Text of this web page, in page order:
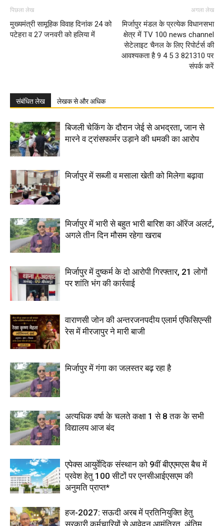
पिछला लेख
मुख्यमंत्री सामूहिक विवाह दिनांक 24 को
पटेहरा व 27 जनवरी को हलिया में
अगला लेख
मिर्जापुर मंडल के प्रत्येक विधानसभा
क्षेत्र में TV 100 news channel
सेटेलाइट चैनल के लिए रिपोर्टर्स की
आवश्यकता है 9 4 5 3 821310 पर
संपर्क करें
संबंधित लेख लेखक से और अधिक
बिजली चेकिंग के दौरान जेई से अभद्रता, जान से
मारने व ट्रांसफार्मर उड़ाने की धमकी का आरोप
मिर्जापुर में सब्जी व मसाला खेती को मिलेगा बढ़ावा
मिर्जापुर में भारी से बहुत भारी बारिश का ऑरेंज अलर्ट,
अगले तीन दिन मौसम रहेगा खराब
मिर्जापुर में दुष्कर्म के दो आरोपी गिरफ्तार, 21 लोगों
पर शांति भंग की कार्रवाई
वाराणसी जोन की अन्तरजनपदीय एलार्म एफिसिएन्सी
रेस में मीरजापुर ने मारी बाजी
मिर्जापुर में गंगा का जलस्तर बढ़ रहा है
अत्यधिक वर्षा के चलते कक्षा 1 से 8 तक के सभी
विद्यालय आज बंद
एपेक्स आयुर्वेदिक संस्थान को 9वीं बीएएमएस बैच में
प्रवेश हेतु 100 सीटों पर एनसीआईएसएम की
अनुमति प्राप्त*
हज-2027: सऊदी अरब में प्रतिनियुक्ति हेतु